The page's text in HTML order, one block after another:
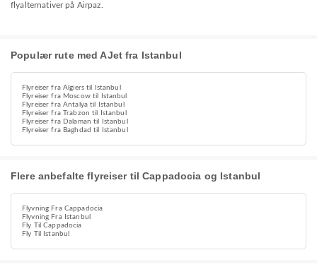
flyalternativer på Airpaz.
Populær rute med AJet fra Istanbul
Flyreiser fra Algiers til Istanbul
Flyreiser fra Moscow til Istanbul
Flyreiser fra Antalya til Istanbul
Flyreiser fra Trabzon til Istanbul
Flyreiser fra Dalaman til Istanbul
Flyreiser fra Baghdad til Istanbul
Flere anbefalte flyreiser til Cappadocia og Istanbul
Flyvning Fra Cappadocia
Flyvning Fra Istanbul
Fly Til Cappadocia
Fly Til Istanbul